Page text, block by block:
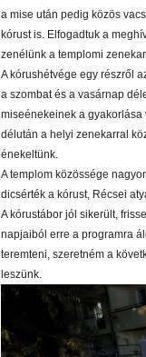
a mise után pedig közös
kórust is. Elfogadtuk a
zenélünk a templomi
A kórushétvége egy részről
a szombat és a vasárnap
miseénekeinek a gyakorlása
délután a helyi zenekarral
énekeltünk.
A templom közössége
dicsérték a kórust, Récsei
A kórustábor jól sikerült,
napjaiból erre a programra
teremteni, szeretném a
leszünk.